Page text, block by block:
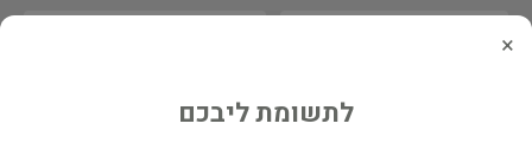
×
לתשומת ליבכם